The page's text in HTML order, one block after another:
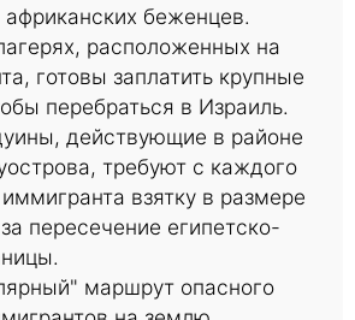
беженцев.
расположенных на
готовы заплатить крупные
перебраться в Израиль.
действующие в районе
требуют с каждого
взятку в размере
пересечение египетско-
маршрут опасного